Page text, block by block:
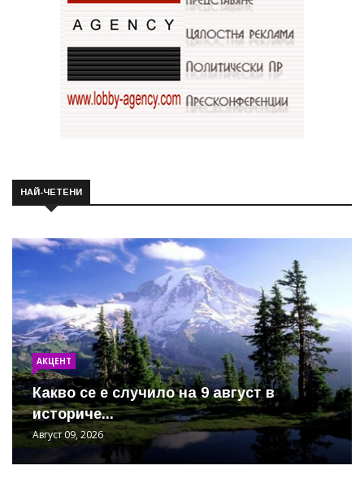
НАЙ-ЧЕТЕНИ
АКЦЕНТ
Какво се е случило на 9 август в
историче...
Август 09, 2026